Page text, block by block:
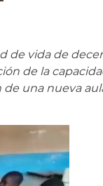
de vida de
de la
una nueva